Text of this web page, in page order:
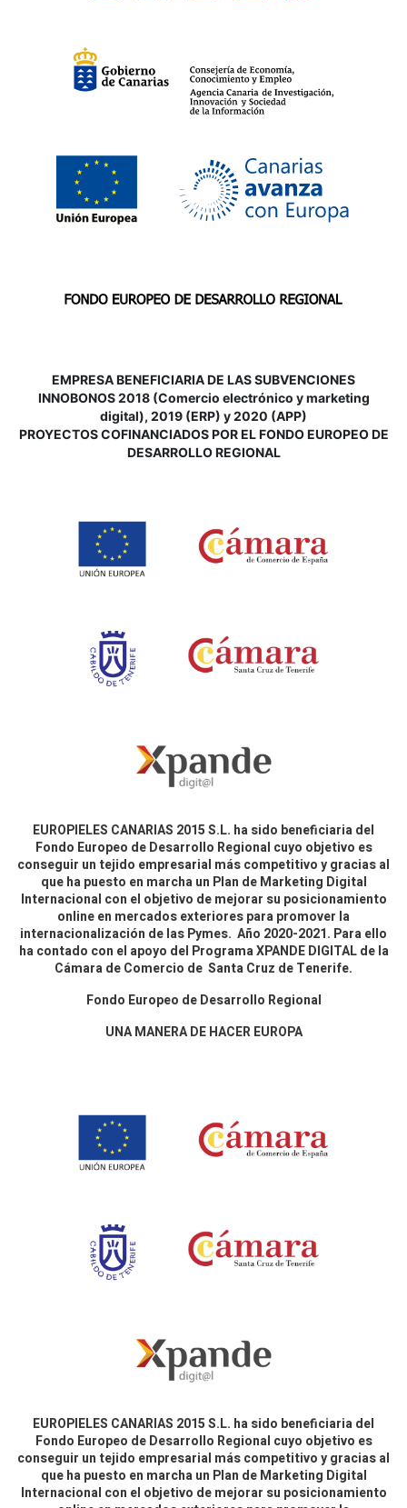
EMPRESA BENEFICIARIA DE LAS SUBVENCIONES
INNOBONOS 2018 (Comercio electrónico y marketing
digital), 2019 (ERP) y 2020 (APP)
PROYECTOS COFINANCIADOS POR EL FONDO EUROPEO DE
DESARROLLO REGIONAL
EUROPIELES CANARIAS 2015 S.L. ha sido beneficiaria del
Fondo Europeo de Desarrollo Regional cuyo objetivo es
conseguir un tejido empresarial más competitivo y gracias al
que ha puesto en marcha un Plan de Marketing Digital
Internacional con el objetivo de mejorar su posicionamiento
online en mercados exteriores para promover la
internacionalización de las Pymes. Año 2020-2021. Para ello
ha contado con el apoyo del Programa XPANDE DIGITAL de la
Cámara de Comercio de Santa Cruz de Tenerife.
Fondo Europeo de Desarrollo Regional
UNA MANERA DE HACER EUROPA
EUROPIELES CANARIAS 2015 S.L. ha sido beneficiaria del
Fondo Europeo de Desarrollo Regional cuyo objetivo es
conseguir un tejido empresarial más competitivo y gracias al
que ha puesto en marcha un Plan de Marketing Digital
Internacional con el objetivo de mejorar su posicionamiento